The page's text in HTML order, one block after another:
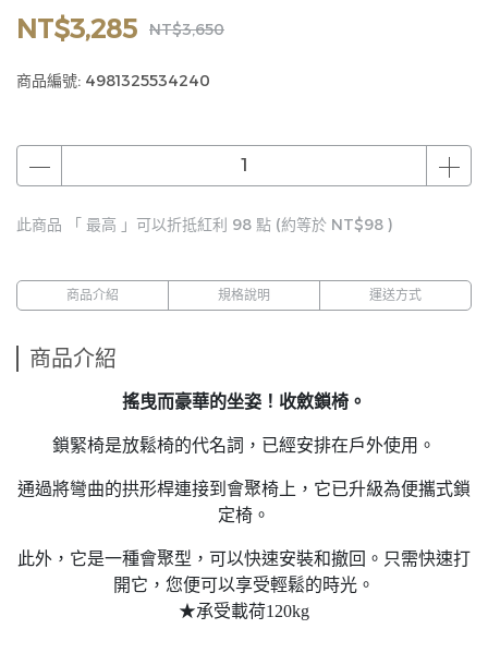
NT$3,285 NT$3,650
商品編號: 4981325534240
此商品 「 最高 」可以折抵紅利 98 點 (約等於 NT$98 )
商品介紹 規格說明 運送方式
商品介紹
搖曳而豪華的坐姿！ 收斂鎖椅。
鎖緊椅是放鬆椅的代名詞，已經安排在戶外使用。
通過將彎曲的拱形桿連接到會聚椅上，它已升級為便攜式鎖
定椅。
此外，它是一種會聚型，可以快速安裝和撤回。 只需快速打
開它，您便可以享受輕鬆的時光。
★承受載荷120kg